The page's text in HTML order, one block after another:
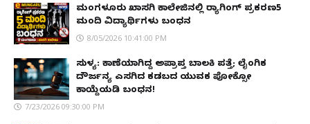
ಮಂಗಳೂರು ಖಾಸಗಿ ಕಾಲೇಜಿನಲ್ಲಿ ರ‌್ಯಾಗಿಂಗ್ ಪ್ರಕರಣ5
ಮಂದಿ ವಿದ್ಯಾರ್ಥಿಗಳು ಬಂಧನ
8/05/2026 10:41:00 PM
ಸುಳ್ಯ: ಕಾಣೆಯಾಗಿದ್ದ ಅಪ್ರಾಪ್ತ ಬಾಲಕಿ ಪತ್ತೆ; ಲೈಂಗಿಕ
ದೌರ್ಜನ್ಯ ಎಸಗಿದ ಕಡಬದ ಯುವಕ ಪೋಕ್ಸೋ
ಕಾಯ್ದೆಯಡಿ ಬಂಧನ!
7/23/2026 09:30:00 PM